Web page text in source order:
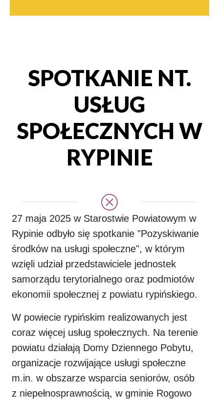
SPOTKANIE NT.
USŁUG
SPOŁECZNYCH W
RYPINIE
27 maja 2025 w Starostwie Powiatowym w
Rypinie odbyło się spotkanie "Pozyskiwanie
środków na usługi społeczne", w którym
wzięli udział przedstawiciele jednostek
samorządu terytorialnego oraz podmiotów
ekonomii społecznej z powiatu rypińskiego.
W powiecie rypińskim realizowanych jest
coraz więcej usług społecznych. Na terenie
powiatu działają Domy Dziennego Pobytu,
organizacje rozwijające usługi społeczne
m.in. w obszarze wsparcia seniorów, osób
z niepełnosprawnością, w gminie Rogowo